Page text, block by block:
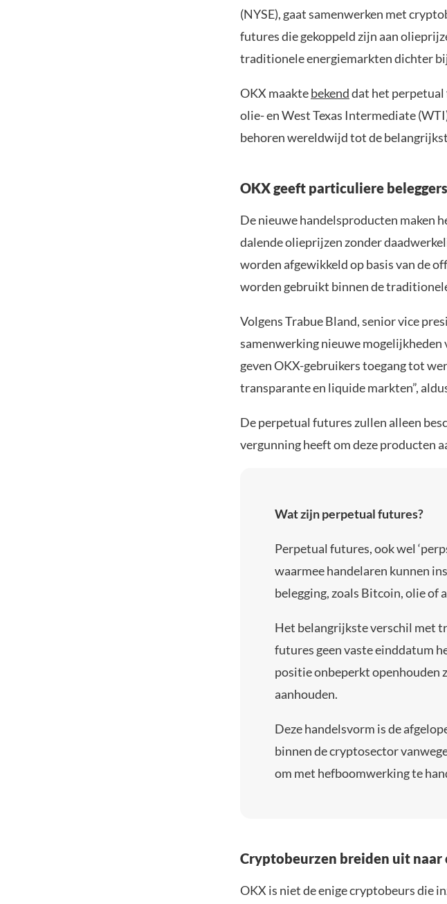
(NYSE), gaat samenwerken met
futures die gekoppeld zijn aan
traditionele energiemarkten dichter
OKX maaktebekenddat het perpetual
olie- en West Texas Intermediate
behoren wereldwijd tot de
OKX geeft particuliere
De nieuwe handelsproducten maken
dalende olieprijzen zonder
worden afgewikkeld op basis van de
worden gebruikt binnen de
Volgens Trabue Bland, senior vice
samenwerking nieuwe
geven OKX-gebruikers toegang tot
transparante en liquide markten”,
De perpetual futures zullen alleen
vergunning heeft om deze producten
Wat zijn perpetual futures?
Perpetual futures, ook wel
waarmee handelaren kunnen
belegging, zoals Bitcoin, olie of
Het belangrijkste verschil met
futures geen vaste einddatum
positie onbeperkt openhouden
aanhouden.
Deze handelsvorm is de
binnen de cryptosector
om met hefboomwerking te
Cryptobeurzen breiden uit naar
OKX is niet de enige cryptobeurs die